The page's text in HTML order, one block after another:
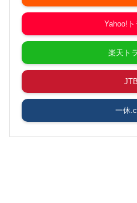
Yahoo!
楽天ト
JTB
一休